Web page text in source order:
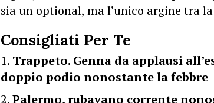
sia un optional, ma l’unico argine tra
Consigliati Per Te
Trappeto. Genna da applausi
doppio podio nonostante la febbre
Palermo, rubavano corrente